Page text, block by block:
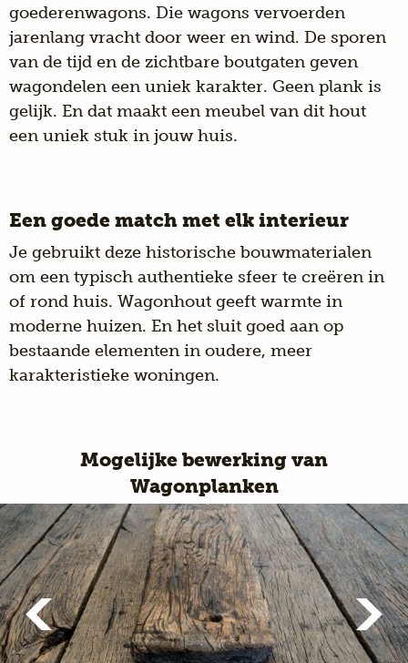
goederenwagons. Die wagons vervoerden
jarenlang vracht door weer en wind. De sporen
van de tijd en de zichtbare boutgaten geven
wagondelen een uniek karakter. Geen plank is
gelijk. En dat maakt een meubel van dit hout
een uniek stuk in jouw huis.
Een goede match met elk interieur
Je gebruikt deze historische bouwmaterialen
om een typisch authentieke sfeer te creëren in
of rond huis. Wagonhout geeft warmte in
moderne huizen. En het sluit goed aan op
bestaande elementen in oudere, meer
karakteristieke woningen.
Mogelijke bewerking van
Wagonplanken